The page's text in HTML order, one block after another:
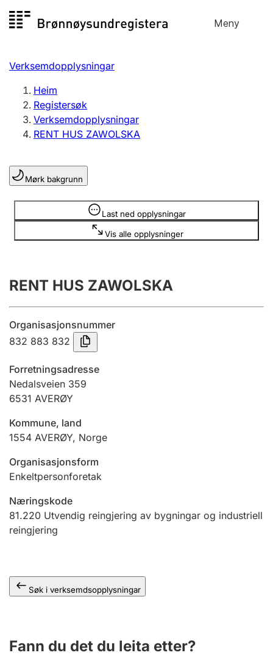
til
Meny
Registersøk
Aksjeselskap
Enkeltpersonføretak
Registrere, endre, slette
Lag og foreining
Registrere, endre, slette
Årsrekneskap
Innsending og forseinkingsgebyr
Jeger
Ektepaktrettleiaren
Andre tema
Verksemdopplysningar
Heim
Registersøk
Verksemdopplysningar
RENT HUS ZAWOLSKA
Mørk bakgrunn
Last ned opplysningar
Vis alle opplysninger
Opplysninger er skjult
RENT HUS ZAWOLSKA
Organisasjonsnummer
832 883 832
Forretningsadresse
Nedalsveien 359
6531 AVERØY
Kommune, land
1554 AVERØY, Norge
Organisasjonsform
Enkeltpersonforetak
Næringskode
81.220 Utvendig reingjering av bygningar og industriell
reingjering
Søk i verksemdsopplysningar
Fann du det du leita etter?